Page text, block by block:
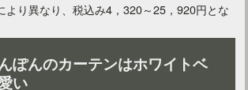
トは？部屋別におすすめの色をご紹介！
より異なり、税込み4，320～25，920円とな
ぽんのカーテンはホワイトベ
い